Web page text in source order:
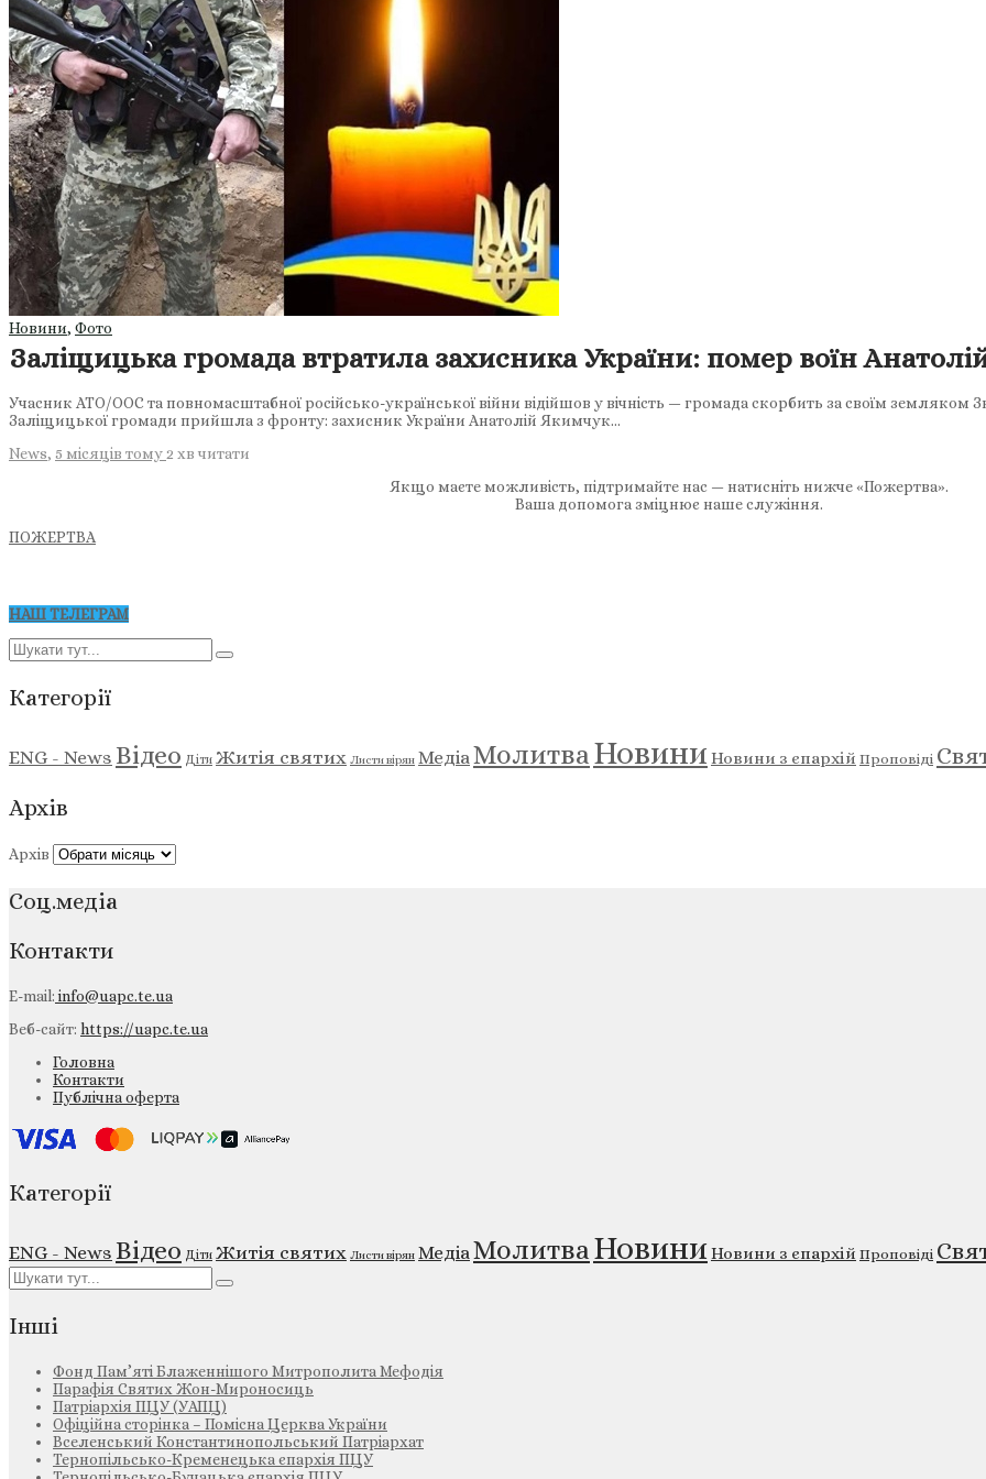
Новини, Фото
Заліщицька громада втратила захисника України: помер воїн
Учасник АТО/ООС та повномасштабної російсько-української війни відійшов у вічність — громада скорбить за своїм земляком
Заліщицької громади прийшла з фронту: захисник України Анатолій Якимчук…
News, 5 місяців тому 2 хв читати
Якщо маєте можливість, підтримайте нас — натисніть нижче «Пожертва».
Ваша допомога зміцнює наше служіння.
ПОЖЕРТВА
НАШ ТЕЛЕГРАМ
Категорії
ENG - News Відео Діти Житія святих Листи вірян МедіаМолитваНовини Новини з єпархій Проповіді
Архів
Архів
Соц.медіа
Контакти
E-mail:info@uapc.te.ua
Веб-сайт: https://uapc.te.ua
Головна
Контакти
Публічна оферта
Категорії
ENG - News Відео Діти Житія святих Листи вірян МедіаМолитваНовиниНовини з єпархій Проповіді
Інші
Фонд Пам’яті Блаженнішого Митрополита Мефодія
Парафія Святих Жон-Мироносиць
Патріархія ПЦУ (УАПЦ)
Офіційна сторінка – Помісна Церква України
Вселенський Константинопольський Патріархат
Тернопільсько-Кременецька єпархія ПЦУ